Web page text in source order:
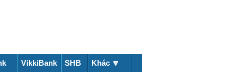
VikkiBank SHB Khác 🔽